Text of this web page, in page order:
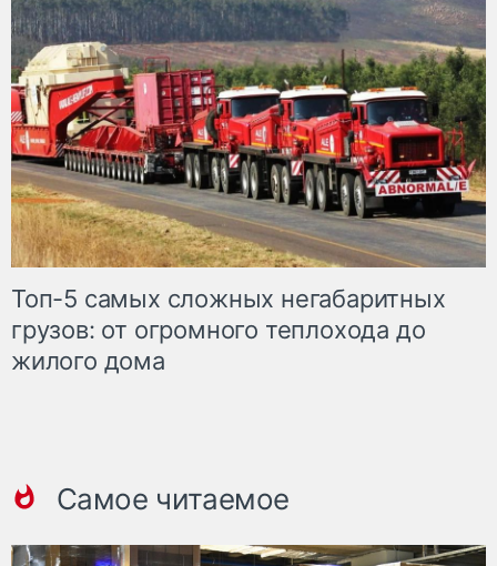
Топ-5 самых сложных негабаритных
грузов: от огромного теплохода до
жилого дома
Самое читаемое